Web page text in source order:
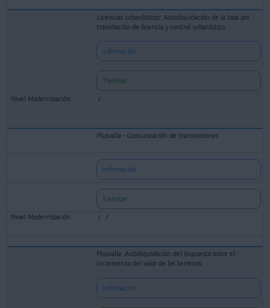
Licencias urbanísticas: Autoliquidación de la tasa por
tramitación de licencia y control urbanístico
Información
Tramitar
Plusvalía - Comunicación de transmisiones
Información
Tramitar
Plusvalía: Autoliquidación del Impuesto sobre el
incremento del valor de los terrenos
Información